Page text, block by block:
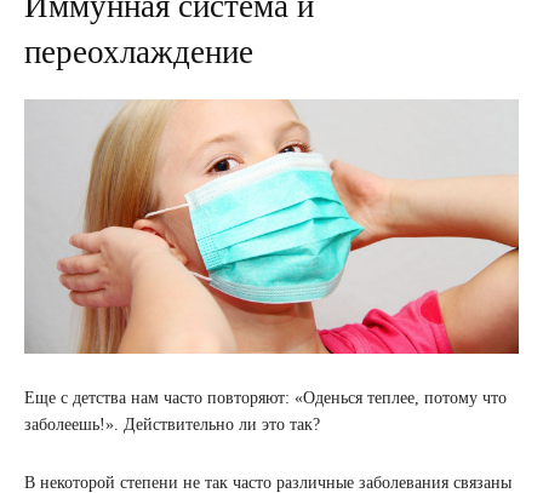
переохлаждение
Еще с детства нам часто повторяют: «Оденься теплее, потому что
заболеешь!». Действительно ли это так?
В некоторой степени не так часто различные заболевания связаны